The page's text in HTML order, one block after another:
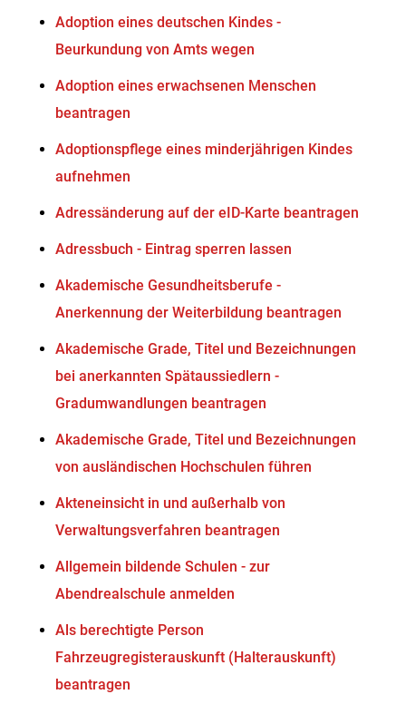
Adoption eines deutschen Kindes -
Beurkundung von Amts wegen
Adoption eines erwachsenen Menschen
beantragen
Adoptionspflege eines minderjährigen Kindes
aufnehmen
Adressänderung auf der eID-Karte beantragen
Adressbuch - Eintrag sperren lassen
Akademische Gesundheitsberufe -
Anerkennung der Weiterbildung beantragen
Akademische Grade, Titel und Bezeichnungen
bei anerkannten Spätaussiedlern -
Gradumwandlungen beantragen
Akademische Grade, Titel und Bezeichnungen
von ausländischen Hochschulen führen
Akteneinsicht in und außerhalb von
Verwaltungsverfahren beantragen
Allgemein bildende Schulen - zur
Abendrealschule anmelden
Als berechtigte Person
Fahrzeugregisterauskunft (Halterauskunft)
beantragen